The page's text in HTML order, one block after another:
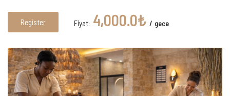
Register Fiyat: 4,000.0₺ gece